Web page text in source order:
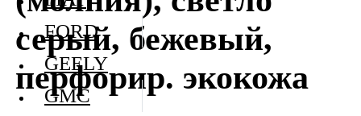
серый, бежевый,
перфорир. экокожа
FORD
GEELY
GMC